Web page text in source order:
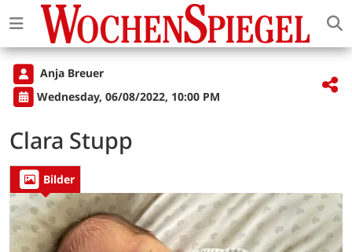
Anja Breuer
Wednesday, 06/08/2022, 10:00 PM
Clara Stupp
Bilder